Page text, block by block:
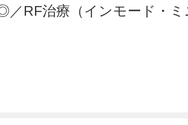
RF治療（インモード・ミ